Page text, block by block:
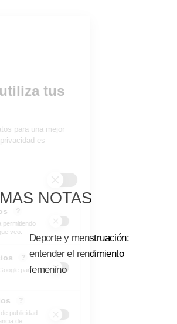
MAS NOTAS
Deporte y menstruación:
entender el rendimiento
femenino